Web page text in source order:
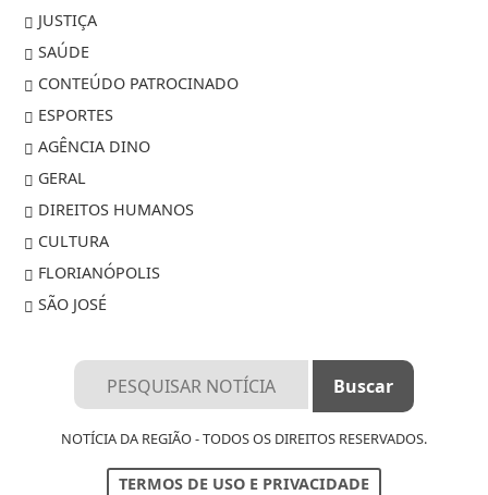
JUSTIÇA
SAÚDE
CONTEÚDO PATROCINADO
ESPORTES
AGÊNCIA DINO
GERAL
DIREITOS HUMANOS
CULTURA
FLORIANÓPOLIS
SÃO JOSÉ
NOTÍCIA DA REGIÃO - TODOS OS DIREITOS RESERVADOS.
TERMOS DE USO E PRIVACIDADE